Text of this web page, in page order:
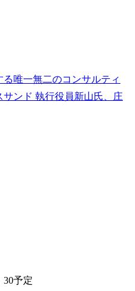
唯一無二のコンサルティ
ンド 執行役員新山氏、庄
30予定